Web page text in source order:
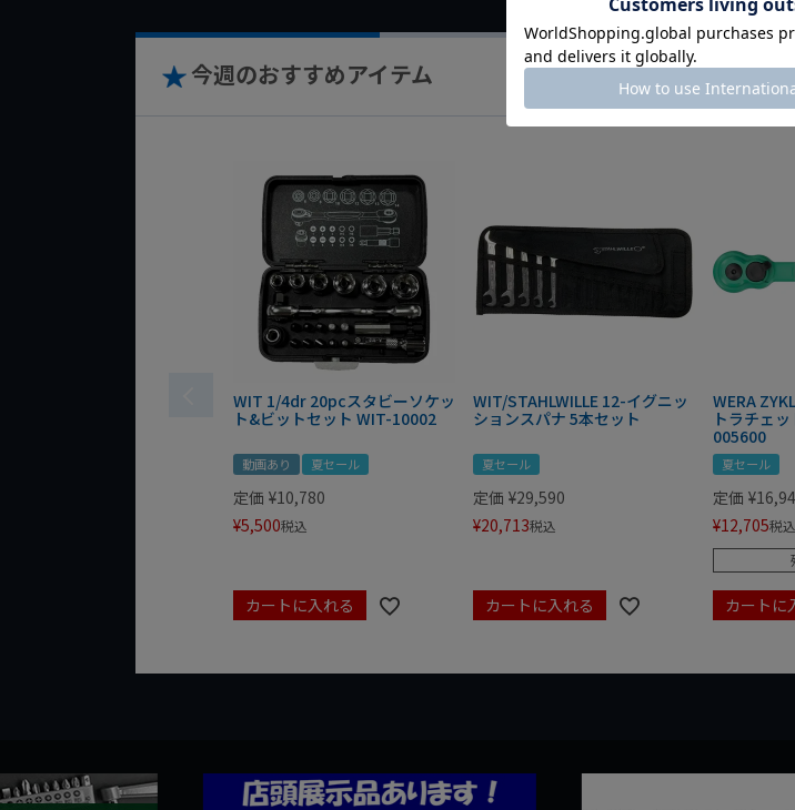
今週のおすすめアイテム
WIT 1/4dr 20pcスタビーソケッ
ト&ビットセット WIT-10002
動画あり 夏セール
定価 ¥10,780
¥5,500税込
カートに入れる
WIT/STAHLWILLE 12-イグニッ
ションスパナ 5本セット
夏セール
定価 ¥29,590
¥20,713税込
カートに入れる
WERA
トラチェ
005600
夏セール
定価 ¥
¥12,705税込
カートに